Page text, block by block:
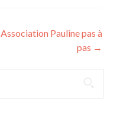
Association Pauline pas à
pas →